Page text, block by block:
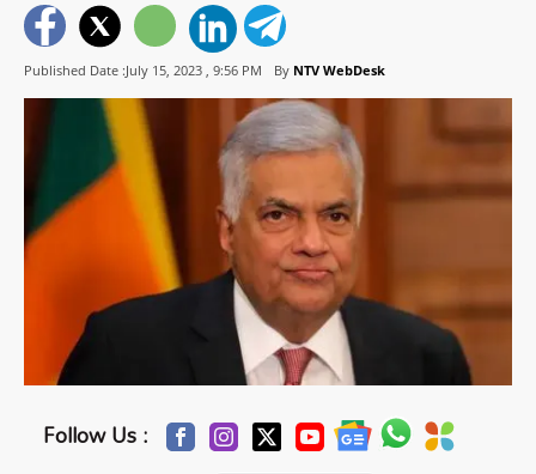
Published Date :July 15, 2023 , 9:56 PM By NTV WebDesk
Follow Us :